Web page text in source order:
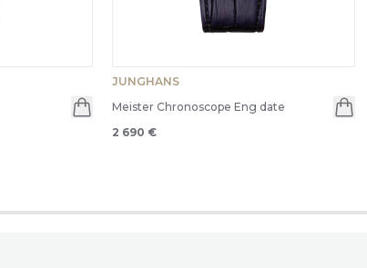
JUNGHANS
Meister Chronoscope Eng date
2 690 €